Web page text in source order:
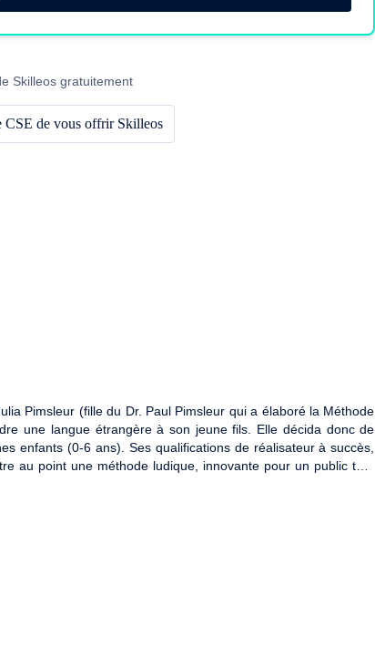
Skilleos gratuitement
CSE de vous offrir Skilleos
Pimsleur (fille du Dr. Paul Pimsleur qui a élaboré la Méthode
une langue étrangère à son jeune fils. Elle décida donc de
enfants (0-6 ans). Ses qualifications de réalisateur à succès,
au point une méthode ludique, innovante pour un public très
aux jeunes d'écouter et de se familiariser avec le vocabulaire